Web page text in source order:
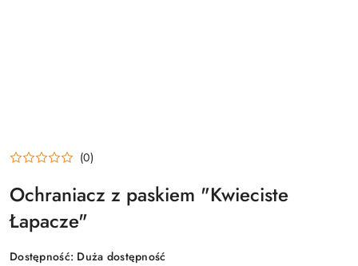
(0)
Ochraniacz z paskiem "Kwieciste
Łapacze"
Dostępność: Duża dostępność